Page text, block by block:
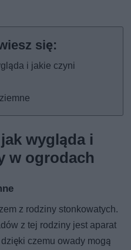
i jakie czyni
wygląda i
w ogrodach
z rodziny stonkowatych.
z tej rodziny jest aparat
czemu owady mogą